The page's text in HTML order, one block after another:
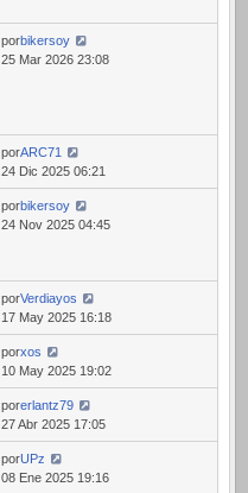
porbikersoy
25 Mar 2026 23:08
porARC71
24 Dic 2025 06:21
porbikersoy
24 Nov 2025 04:45
porVerdiayos
17 May 2025 16:18
porxos
10 May 2025 19:02
porerlantz79
27 Abr 2025 17:05
porUPz
08 Ene 2025 19:16